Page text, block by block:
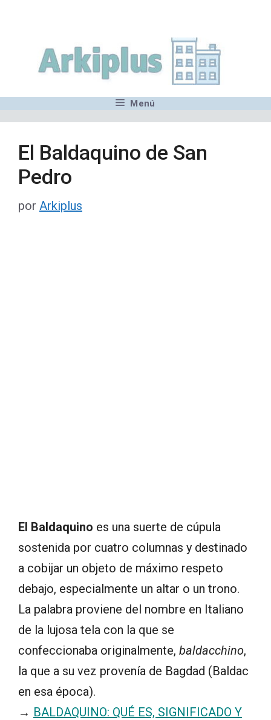
contenido
Menú
El Baldaquino de San
Pedro
por Arkiplus
El Baldaquino es una suerte de cúpula
sostenida por cuatro columnas y destinado
a cobijar un objeto de máximo respeto
debajo, especialmente un altar o un trono.
La palabra proviene del nombre en Italiano
de la lujosa tela con la que se
confeccionaba originalmente, baldacchino,
la que a su vez provenía de Bagdad (Baldac
en esa época).
→ BALDAQUINO: QUÉ ES, SIGNIFICADO Y